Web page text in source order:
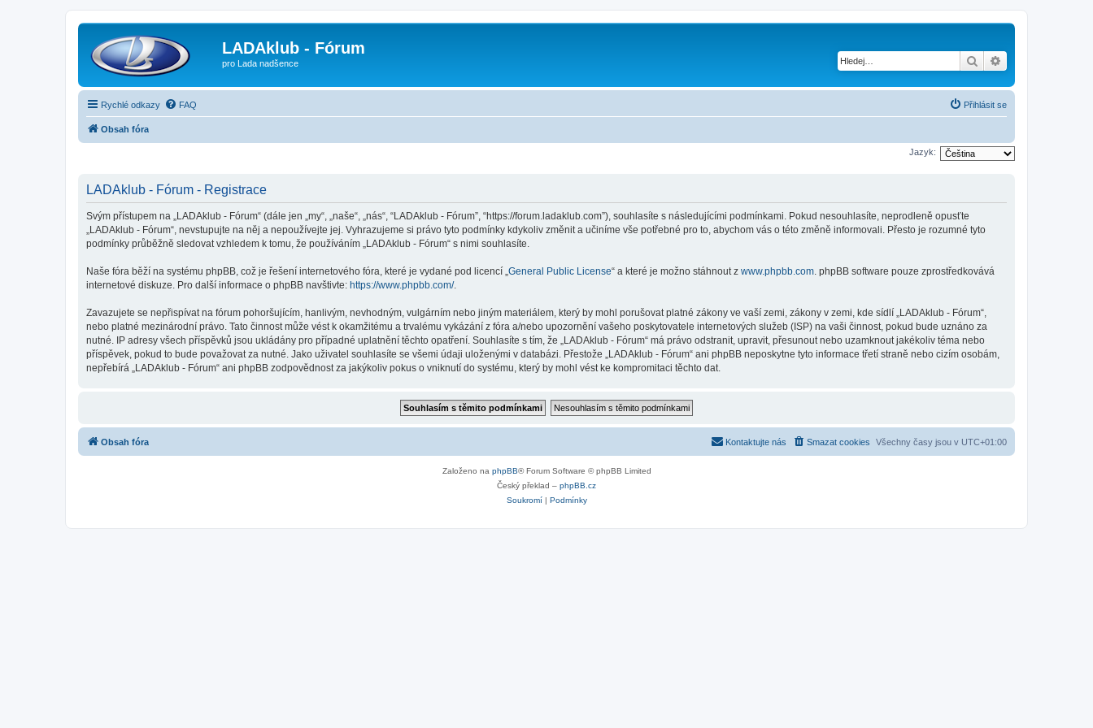
LADAklub - Fórum
pro Lada nadšence Hledat
Rychlé odkazy FAQ Přihlásit se
Obsah fóra
Jazyk:
LADAklub - Fórum - Registrace
Svým přístupem na „LADAklub - Fórum“ (dále jen „my“, „naše“, „nás“, “LADAklub - Fórum”, “https://forum.ladaklub.com”), souhlasíte s následujícími podmínkami. Pokud nesouhlasíte, neprodleně opusťte
„LADAklub - Fórum“, nevstupujte na něj a nepoužívejte jej. Vyhrazujeme si právo tyto podmínky kdykoliv změnit a učiníme vše potřebné pro to, abychom vás o této změně informovali. Přesto je rozumné tyto
podmínky průběžně sledovat vzhledem k tomu, že používáním „LADAklub - Fórum“ s nimi souhlasíte.
Naše fóra běží na systému phpBB, což je řešení internetového fóra, které je vydané pod licencí „General Public License“ a které je možno stáhnout z www.phpbb.com. phpBB software pouze zprostředkovává
internetové diskuze. Pro další informace o phpBB navštivte: https://www.phpbb.com/.
Zavazujete se nepřispívat na fórum pohoršujícím, hanlivým, nevhodným, vulgárním nebo jiným materiálem, který by mohl porušovat platné zákony ve vaší zemi, zákony v zemi, kde sídlí „LADAklub - Fórum“,
nebo platné mezinárodní právo. Tato činnost může vést k okamžitému a trvalému vykázání z fóra a/nebo upozornění vašeho poskytovatele internetových služeb (ISP) na vaši činnost, pokud bude uznáno za
nutné. IP adresy všech příspěvků jsou ukládány pro případné uplatnění těchto opatření. Souhlasíte s tím, že „LADAklub - Fórum“ má právo odstranit, upravit, přesunout nebo uzamknout jakékoliv téma nebo
příspěvek, pokud to bude považovat za nutné. Jako uživatel souhlasíte se všemi údaji uloženými v databázi. Přestože „LADAklub - Fórum“ ani phpBB neposkytne tyto informace třetí straně nebo cizím osobám,
nepřebírá „LADAklub - Fórum“ ani phpBB zodpovědnost za jakýkoliv pokus o vniknutí do systému, který by mohl vést ke kompromitaci těchto dat.
Obsah fóra Všechny časy jsou v UTC+01:00
Smazat cookies
Kontaktujte nás
Založeno na phpBB® Forum Software © phpBB Limited
Český překlad – phpBB.cz
Soukromí| Podmínky